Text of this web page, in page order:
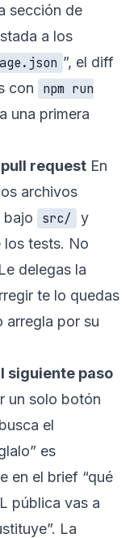
sección de
a los
”, el diff
con
npm run
una primera
request En
archivos
bajo
src/
y
los tests. No
delegas la
te lo quedas
arregla por su
siguiente paso
un solo botón
el
es
en el brief “qué
pública vas a
La